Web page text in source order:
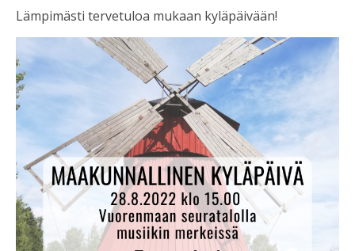
Lämpimästi tervetuloa mukaan kyläpäivään!